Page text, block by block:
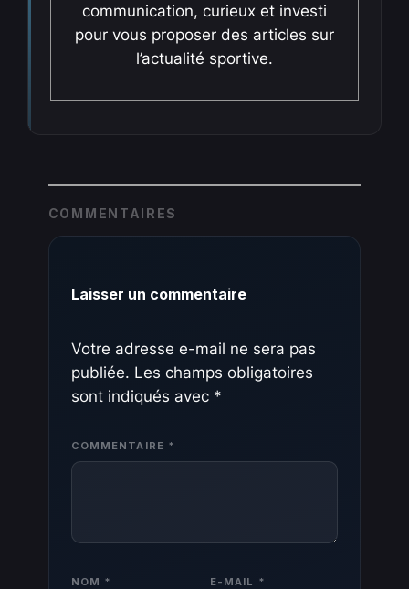
communication, curieux et investi
pour vous proposer des articles sur
l’actualité sportive.
COMMENTAIRES
Laisser un commentaire
Votre adresse e-mail ne sera pas
publiée. Les champs obligatoires
sont indiqués avec *
COMMENTAIRE *
NOM * E-MAIL *